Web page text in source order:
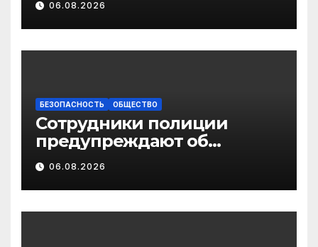
изменениях
законодательства в сфере
государственной
работников
06.08.2026
БЕЗОПАСНОСТЬ ОБЩЕСТВО
Сотрудники полиции
предупреждают об
участившихся случаях
мошенничества в
отношении родственников
участников СВО
06.08.2026